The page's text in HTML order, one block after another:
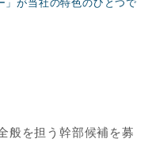
」が当社の特色のひとつで
般を担う幹部候補を募